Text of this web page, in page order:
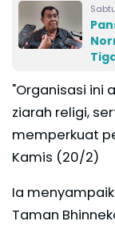
"Organisasi ini
ziarah religi,
memperkuat
Kamis (20/2)
Ia
Taman